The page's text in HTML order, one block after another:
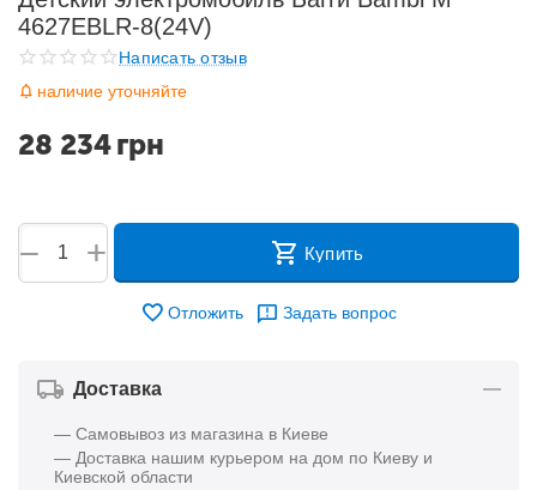
4627EBLR-8(24V)
Написать отзыв
наличие уточняйте
28 234грн
+
− Купить
Отложить Задать вопрос
Доставка
— Самовывоз из магазина в Киеве
— Доставка нашим курьером на дом по Киеву и
Киевской области